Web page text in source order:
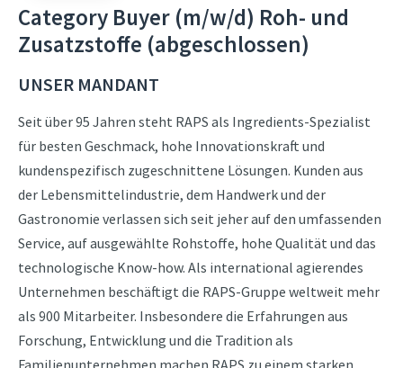
Category Buyer (m/w/d) Roh- und
Zusatzstoffe (abgeschlossen)
UNSER MANDANT
Seit über 95 Jahren steht RAPS als Ingredients-Spezialist
für besten Geschmack, hohe Innovationskraft und
kundenspezifisch zugeschnittene Lösungen. Kunden aus
der Lebensmittelindustrie, dem Handwerk und der
Gastronomie verlassen sich seit jeher auf den umfassenden
Service, auf ausgewählte Rohstoffe, hohe Qualität und das
technologische Know-how. Als international agierendes
Unternehmen beschäftigt die RAPS-Gruppe weltweit mehr
als 900 Mitarbeiter. Insbesondere die Erfahrungen aus
Forschung, Entwicklung und die Tradition als
Familienunternehmen machen RAPS zu einem starken